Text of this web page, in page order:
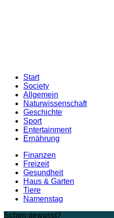
Start
Society
Allgemein
Naturwissenschaft
Geschichte
Sport
Entertainment
Ernährung
Finanzen
Freizeit
Gesundheit
Haus & Garten
Tiere
Namenstag
Schon gewusst?